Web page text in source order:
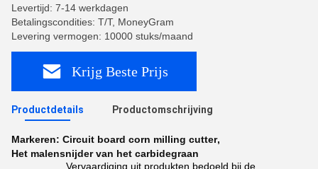
Levertijd: 7-14 werkdagen
Betalingscondities: T/T, MoneyGram
Levering vermogen: 10000 stuks/maand
Krijg Beste Prijs
Productdetails Productomschrijving
Markeren: Circuit board corn milling cutter,
Het malensnijder van het carbidegraan
Vervaardiging uit produkten bedoeld bij de